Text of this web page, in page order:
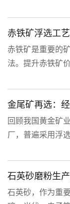
然而，铜矿尾
性，使尾矿库在
临更高技术挑战。
赤铁矿浮选工
赤铁矿是重要的
法。提升赤铁矿
而，赤铁矿往
等特征。利用传
矿品位不稳定、
金尾矿再选：
回顾我国黄金矿
厂，普遍采用浮
时选矿工艺水
裹金或与特定矿
济损失。
石英砂磨粉生
石英砂，作为重